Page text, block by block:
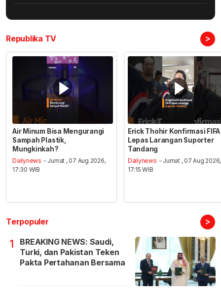
Republika TV >
Air Minum Bisa Mengurangi
Sampah Plastik,
Mungkinkah?
Dailynews - Jumat , 07 Aug 2026,
17:30 WIB
Erick Thohir Konfirmasi FIFA
Lepas Larangan Suporter
Tandang
Dailynews - Jumat , 07 Aug 2026,
17:15 WIB
Terpopuler >
1
BREAKING NEWS: Saudi,
Turki, dan Pakistan Teken
Pakta Pertahanan Bersama